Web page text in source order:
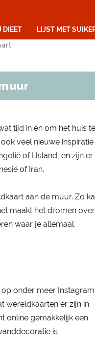
DIEET LIJST MET
tijd in en om het huis te
veel nieuwe inspiratie
of IJsland, en zijn er
of Iran.
aan de muur. Zo
maakt het dromen over
waar je allemaal
onder meer Instagram.
wereldkaarten er zijn in
online gemakkelijk een
is